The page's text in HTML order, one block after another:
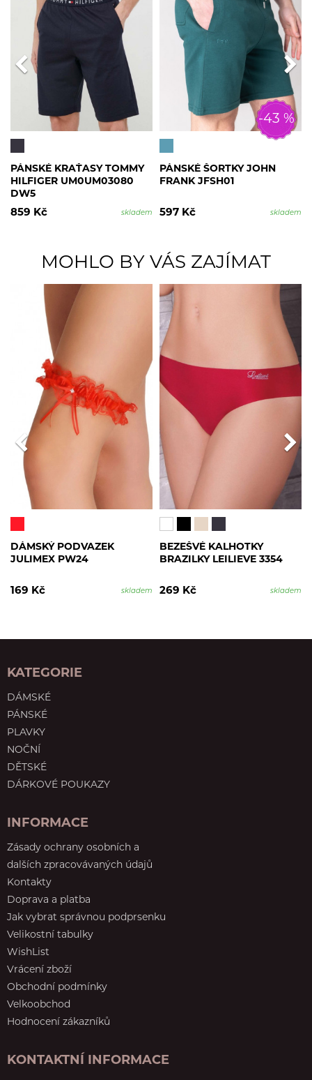
PÁNSKÉ KRAŤASY TOMMY
HILFIGER UM0UM03080
DW5
859 Kč
skladem
-43 %
PÁNSKÉ ŠORTKY JOHN
FRANK JFSH01
597 Kč skladem
MOHLO BY VÁS ZAJÍMAT
DÁMSKÝ PODVAZEK
JULIMEX PW24
169 Kč skladem
BEZEŠVÉ KALHOTKY
BRAZILKY LEILIEVE 3354
269 Kč skladem
KATEGORIE
DÁMSKÉ
PÁNSKÉ
PLAVKY
NOČNÍ
DĚTSKÉ
DÁRKOVÉ POUKAZY
INFORMACE
Zásady ochrany osobních a
dalších zpracovávaných údajů
Kontakty
Doprava a platba
Jak vybrat správnou podprsenku
Velikostní tabulky
WishList
Vrácení zboží
Obchodní podmínky
Velkoobchod
Hodnocení zákazníků
KONTAKTNÍ INFORMACE